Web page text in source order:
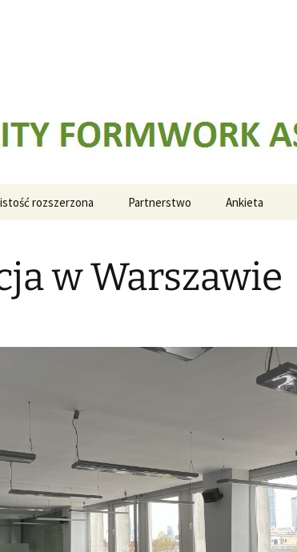
rozszerzona Partnerstwo Ankieta
w Warszawie